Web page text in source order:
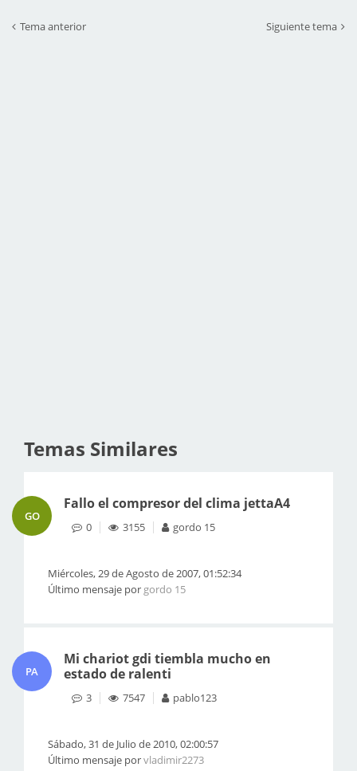
Tema anterior Siguiente tema
Temas Similares
GO
Fallo el compresor del clima jettaA4
0 3155 gordo 15
Miércoles, 29 de Agosto de 2007, 01:52:34
Último mensaje por gordo 15
PA
Mi chariot gdi tiembla mucho en
estado de ralenti
3 7547 pablo123
Sábado, 31 de Julio de 2010, 02:00:57
Último mensaje porvladimir2273